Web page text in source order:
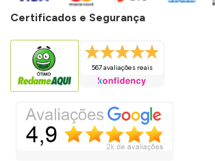
Certificados e Segurança
567 avaliações reais